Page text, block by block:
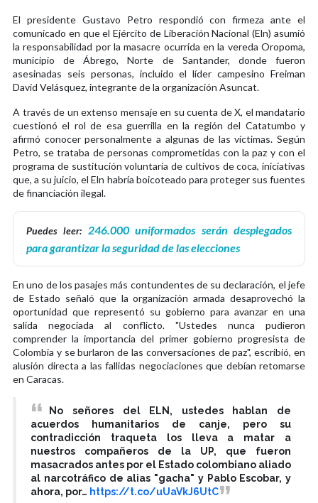
El presidente Gustavo Petro respondió con firmeza ante el
comunicado en que el Ejército de Liberación Nacional (Eln) asumió
la responsabilidad por la masacre ocurrida en la vereda Oropoma,
municipio de Ábrego, Norte de Santander, donde fueron
asesinadas seis personas, incluido el líder campesino Freiman
David Velásquez, integrante de la organización Asuncat.
A través de un extenso mensaje en su cuenta de X, el mandatario
cuestionó el rol de esa guerrilla en la región del Catatumbo y
afirmó conocer personalmente a algunas de las víctimas. Según
Petro, se trataba de personas comprometidas con la paz y con el
programa de sustitución voluntaria de cultivos de coca, iniciativas
que, a su juicio, el Eln habría boicoteado para proteger sus fuentes
de financiación ilegal.
Puedes leer: 246.000 uniformados serán desplegados
para garantizar la seguridad de las elecciones
En uno de los pasajes más contundentes de su declaración, el jefe
de Estado señaló que la organización armada desaprovechó la
oportunidad que representó su gobierno para avanzar en una
salida negociada al conflicto. "Ustedes nunca pudieron
comprender la importancia del primer gobierno progresista de
Colombia y se burlaron de las conversaciones de paz", escribió, en
alusión directa a las fallidas negociaciones que debían retomarse
en Caracas.
No señores del ELN, ustedes hablan de
acuerdos humanitarios de canje, pero su
contradicción traqueta los lleva a matar a
nuestros compañeros de la UP, que fueron
masacrados antes por el Estado colombiano aliado
al narcotráfico de alias "gacha" y Pablo Escobar, y
ahora, por… https://t.co/uUaVkJ6UtC